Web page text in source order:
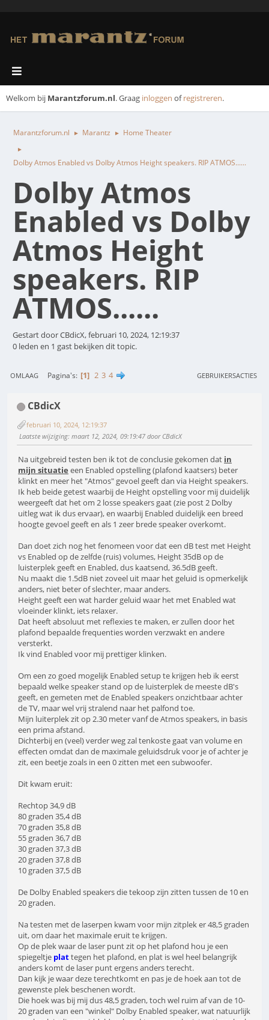
Welkom bij Marantzforum.nl. Graag inloggen ofregistreren.
Marantzforum.nl ► Marantz ► Home Theater
►
Dolby Atmos Enabled vs Dolby Atmos Height speakers. RIP ATMOS......
Dolby Atmos
Enabled vs Dolby
Atmos Height
speakers. RIP
ATMOS......
Gestart door CBdicX, februari 10, 2024, 12:19:37
0 leden en 1 gast bekijken dit topic.
OMLAAG Pagina's 1 2 3 4 GEBRUIKERSACTIES
CBdicX
februari 10, 2024, 12:19:37
Laatste wijziging: maart 12, 2024, 09:19:47 door CBdicX
Na uitgebreid testen ben ik tot de conclusie gekomen dat in
mijn situatie een Enabled opstelling (plafond kaatsers) beter
klinkt en meer het "Atmos" gevoel geeft dan via Height speakers.
Ik heb beide getest waarbij de Height opstelling voor mij duidelijk
weergeeft dat het om 2 losse speakers gaat (zie post 2 Dolby
uitleg wat ik dus ervaar), en waarbij Enabled duidelijk een breed
hoogte gevoel geeft en als 1 zeer brede speaker overkomt.
Dan doet zich nog het fenomeen voor dat een dB test met Height
vs Enabled op de zelfde (ruis) volumes, Height 35dB op de
luisterplek geeft en Enabled, dus kaatsend, 36.5dB geeft.
Nu maakt die 1.5dB niet zoveel uit maar het geluid is opmerkelijk
anders, niet beter of slechter, maar anders.
Height geeft een wat harder geluid waar het met Enabled wat
vloeinder klinkt, iets relaxer.
Dat heeft absoluut met reflexies te maken, er zullen door het
plafond bepaalde frequenties worden verzwakt en andere
versterkt.
Ik vind Enabled voor mij prettiger klinken.
Om een zo goed mogelijk Enabled setup te krijgen heb ik eerst
bepaald welke speaker stand op de luisterplek de meeste dB's
geeft, en gemeten met de Enabled speakers onzichtbaar achter
de TV, maar wel vrij stralend naar het palfond toe.
Mijn luiterplek zit op 2.30 meter vanf de Atmos speakers, in basis
een prima afstand.
Dichterbij en (veel) verder weg zal tenkoste gaat van volume en
effecten omdat dan de maximale geluidsdruk voor je of achter je
zit, een beetje zoals in een 0 zitten met een subwoofer.
Dit kwam eruit:
Rechtop 34,9 dB
80 graden 35,4 dB
70 graden 35,8 dB
55 graden 36,7 dB
30 graden 37,3 dB
20 graden 37,8 dB
10 graden 37,5 dB
De Dolby Enabled speakers die tekoop zijn zitten tussen de 10 en
20 graden.
Na testen met de laserpen kwam voor mijn zitplek er 48,5 graden
uit, om daar het maximale eruit te krijgen.
Op de plek waar de laser punt zit op het plafond hou je een
spiegeltje plattegen het plafond, en plat is wel heel belangrijk
anders komt de laser punt ergens anders terecht.
Dan kijk je waar deze terechtkomt en pas je de hoek aan tot de
gewenste plek beschenen wordt.
Die hoek was bij mij dus 48,5 graden, toch wel ruim af van de 10-
20 graden van een "winkel" Dolby Enabled speaker, wat natuurlijk